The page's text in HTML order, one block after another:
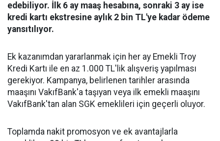
edebiliyor. İlk 6 ay maaş hesabına, sonraki 3 ay ise
kredi kartı ekstresine aylık 2 bin TL'ye kadar ödeme
yansıtılıyor.
Ek kazanımdan yararlanmak için her ay Emekli Troy
Kredi Kartı ile en az 1.000 TL'lik alışveriş yapılması
gerekiyor. Kampanya, belirlenen tarihler arasında
maaşını VakıfBank'a taşıyan veya ilk emekli maaşını
VakıfBank'tan alan SGK emeklileri için geçerli oluyor.
Toplamda nakit promosyon ve ek avantajlarla